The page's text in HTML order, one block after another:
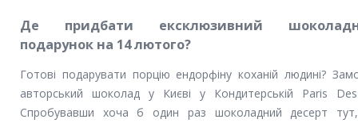
Де придбати ексклюзивний
подарунок на 14 лютого?
Готові подарувати порцію ендорфіну коханій людині?
авторський шоколад у Києві у Кондитерській Paris
Спробувавши хоча б один раз шоколадний десерт